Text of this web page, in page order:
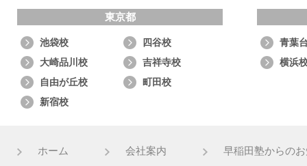
東京都
池袋校
四谷校
大崎品川校
吉祥寺校
自由が丘校
町田校
新宿校
青葉
横浜
ホーム 会社案内 早稲田塾からの